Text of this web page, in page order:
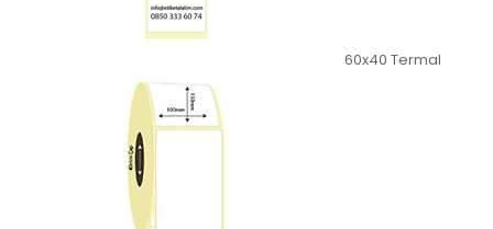
60x40 Termal